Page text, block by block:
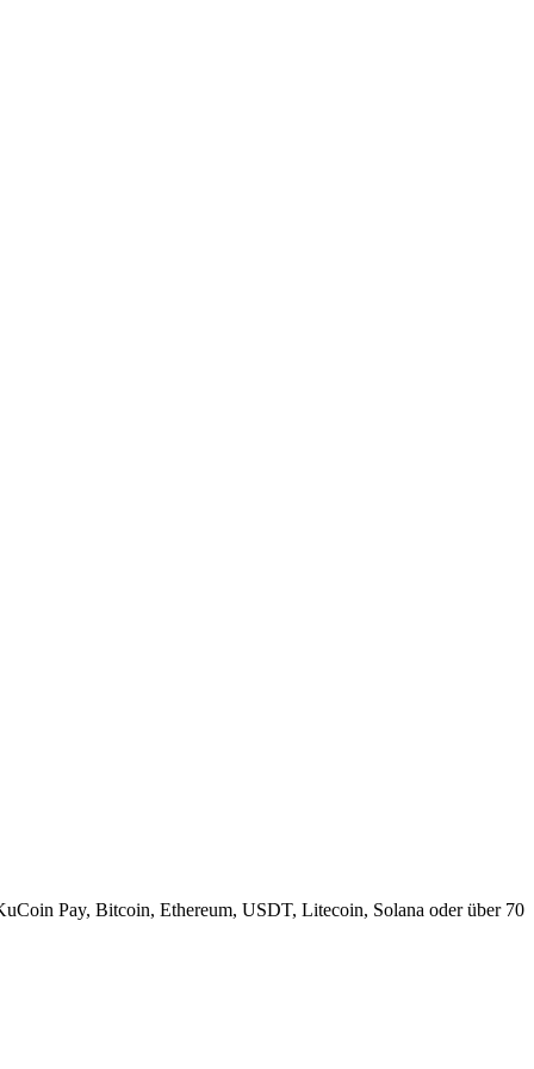
Pay, Bitcoin, Ethereum, USDT, Litecoin, Solana oder über 70